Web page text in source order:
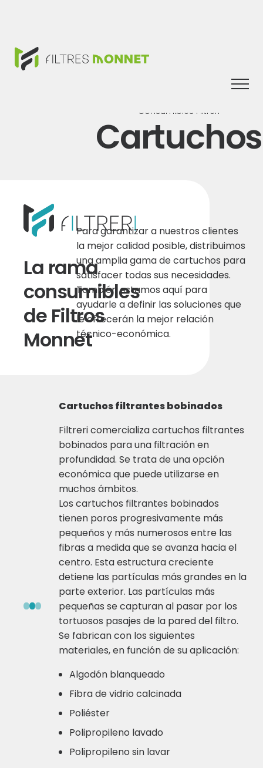
Consumibles Filtreri
Cartuchos
La rama
consumibles
de Filtros
Monnet
Para garantizar a nuestros clientes
la mejor calidad posible, distribuimos
una amplia gama de cartuchos para
satisfacer todas sus necesidades.
También estamos aquí para
ayudarle a definir las soluciones que
le ofrecerán la mejor relación
técnico-económica.
Cartuchos filtrantes bobinados
Filtreri comercializa cartuchos filtrantes
bobinados para una filtración en
profundidad. Se trata de una opción
económica que puede utilizarse en
muchos ámbitos.
Los cartuchos filtrantes bobinados
tienen poros progresivamente más
pequeños y más numerosos entre las
fibras a medida que se avanza hacia el
centro. Esta estructura creciente
detiene las partículas más grandes en la
parte exterior. Las partículas más
pequeñas se capturan al pasar por los
tortuosos pasajes de la pared del filtro.
Se fabrican con los siguientes
materiales, en función de su aplicación:
Algodón blanqueado
Fibra de vidrio calcinada
Poliéster
Polipropileno lavado
Polipropileno sin lavar